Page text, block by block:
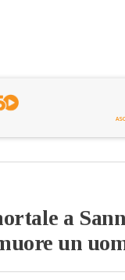
a
un